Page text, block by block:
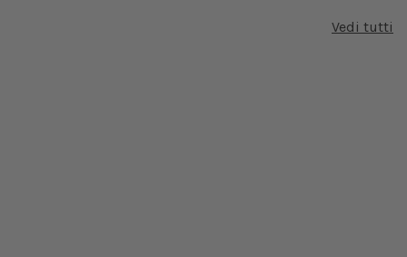
Vedi tutti